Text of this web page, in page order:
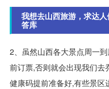
我想去山西旅游，求达
答库
2、虽然山西各大景点周一
前订票,否则就会出现我们去
健康码提前准备好,有些景区